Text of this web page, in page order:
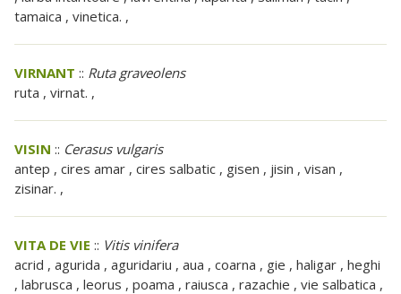
tamaica , vinetica. ,
VIRNANT :: Ruta graveolens
ruta , virnat. ,
VISIN :: Cerasus vulgaris
antep , cires amar , cires salbatic , gisen , jisin , visan ,
zisinar. ,
VITA DE VIE :: Vitis vinifera
acrid , agurida , aguridariu , aua , coarna , gie , haligar , heghi
, labrusca , leorus , poama , raiusca , razachie , vie salbatica ,